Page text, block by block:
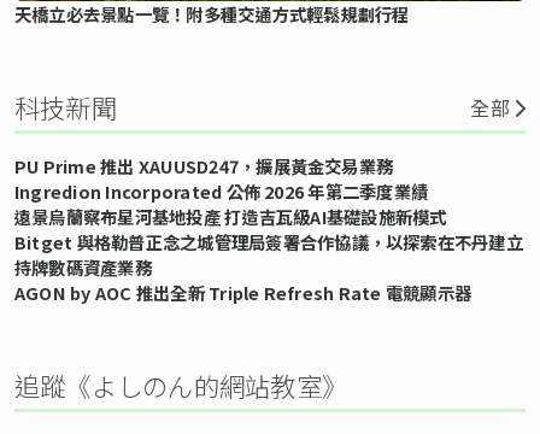
天橋立必去景點一覽！附多種交通方式輕鬆規劃行程
科技新聞 全部
PU Prime 推出 XAUUSD247，擴展黃金交易業務
Ingredion Incorporated 公佈 2026 年第二季度業績
遠景烏蘭察布星河基地投產 打造吉瓦級AI基礎設施新模式
Bitget 與格勒普正念之城管理局簽署合作協議，以探索在不丹建立
持牌數碼資產業務
AGON by AOC 推出全新 Triple Refresh Rate 電競顯示器
追蹤《よしのん的網站教室》